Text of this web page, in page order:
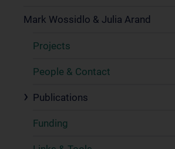
Mark Wossidlo & Julia Arand
Projects
People & Contact
Publications
Funding